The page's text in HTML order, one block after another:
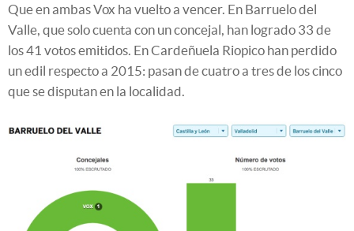
Que en ambas Vox ha vuelto a vencer. En Barruelo del
Valle, que solo cuenta con un concejal, han logrado 33 de
los 41 votos emitidos. En Cardeñuela Riopico han perdido
un edil respecto a 2015: pasan de cuatro a tres de los cinco
que se disputan en la localidad.